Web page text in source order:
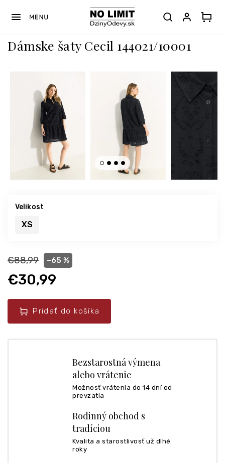
Dámske šaty Cecil 144021/10001
€88,99 –65 %
€30,99
Pridať do košíka
Velikost
XS
Bezstarostná výmena
alebo vrátenie
Možnosť vrátenia do 14 dní od
prevzatia
Rodinný obchod s
tradíciou
Kvalita a starostlivosť už dlhé
roky